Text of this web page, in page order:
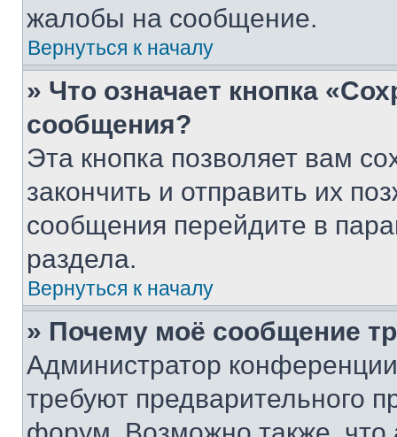
жалобы на сообщение.
Вернуться к началу
» Что означает кнопка
сообщения?
Эта кнопка позволяет вам
закончить и отправить их
сообщения перейдите в
раздела.
Вернуться к началу
» Почему моё сообщение
Администратор
требуют предварительного